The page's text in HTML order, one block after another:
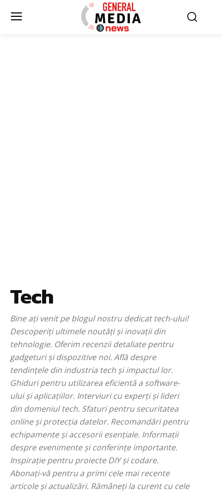
Tech
Bine ați venit pe blogul nostru dedicat tech-ului!
Descoperiți ultimele noutăți și inovații din
tehnologie. Oferim recenzii detaliate pentru
gadgeturi și dispozitive noi. Află despre
tendințele din industria tech și impactul lor.
Ghiduri pentru utilizarea eficientă a software-
ului și aplicațiilor. Interviuri cu experți și lideri
din domeniul tech. Sfaturi pentru securitatea
online și protecția datelor. Recomandări pentru
echipamente și accesorii esențiale. Informații
despre evenimente și conferințe importante.
Inspirație pentru proiecte DIY și codare.
Abonați-vă pentru a primi cele mai recente
articole și actualizări. Rămâneți la curent cu cele